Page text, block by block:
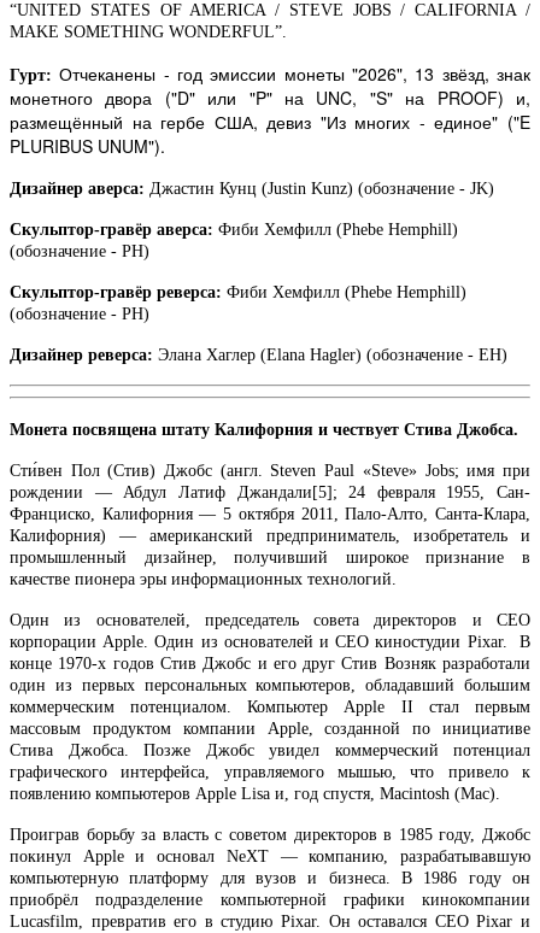
“UNITED STATES OF AMERICA / STEVE JOBS / CALIFORNIA /
MAKE SOMETHING WONDERFUL”.
Гурт: Отчеканены - год эмиссии монеты "2026", 13 звёзд, знак
монетного двора ("D" или "P" на UNC, "S" на PROOF) и,
размещённый на гербе США, девиз "Из многих - единое" ("E
PLURIBUS UNUM").
Дизайнер аверса: Джастин Кунц (Justin Kunz) (обозначение - JK)
Скульптор-гравёр аверса: Фиби Хемфилл (Phebe Hemphill)
(обозначение - PH)
Скульптор-гравёр реверса: Фиби Хемфилл (Phebe Hemphill)
(обозначение - PH)
Дизайнер реверса: Элана Хаглер (Elana Hagler) (обозначение - EH)
Монета посвящена штату Калифорния и чествует Стива Джобса.
Сти́вен Пол (Стив) Джобс (англ. Steven Paul «Steve» Jobs; имя при
рождении — Абдул Латиф Джандали[5]; 24 февраля 1955, Сан-
Франциско, Калифорния — 5 октября 2011, Пало-Алто, Санта-Клара,
Калифорния) — американский предприниматель, изобретатель и
промышленный дизайнер, получивший широкое признание в
качестве пионера эры информационных технологий.
Один из основателей, председатель совета директоров и CEO
корпорации Apple. Один из основателей и CEO киностудии Pixar. В
конце 1970-х годов Стив Джобс и его друг Стив Возняк разработали
один из первых персональных компьютеров, обладавший большим
коммерческим потенциалом. Компьютер Apple II стал первым
массовым продуктом компании Apple, созданной по инициативе
Стива Джобса. Позже Джобс увидел коммерческий потенциал
графического интерфейса, управляемого мышью, что привело к
появлению компьютеров Apple Lisa и, год спустя, Macintosh (Mac).
Проиграв борьбу за власть с советом директоров в 1985 году, Джобс
покинул Apple и основал NeXT — компанию, разрабатывавшую
компьютерную платформу для вузов и бизнеса. В 1986 году он
приобрёл подразделение компьютерной графики кинокомпании
Lucasfilm, превратив его в студию Pixar. Он оставался CEO Pixar и